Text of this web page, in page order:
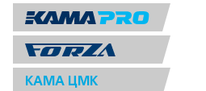
КАМА ЦМК